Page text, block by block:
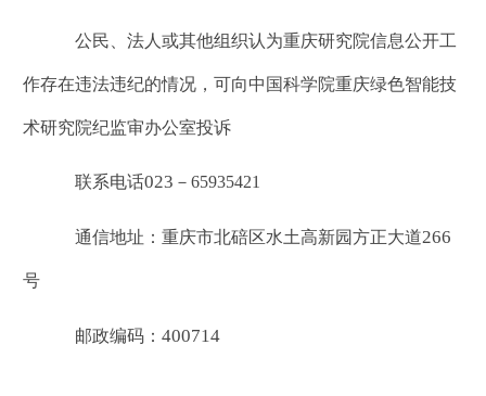
公民、法人或其他组织认为重庆研究院信息公开工
作存在违法违纪的情况，可向中国科学院重庆绿色智能技
术研究院纪监审办公室投诉
联系电话023 － 65935421
通信地址：重庆市北碚区水土高新园方正大道266
号
邮政编码： 400714